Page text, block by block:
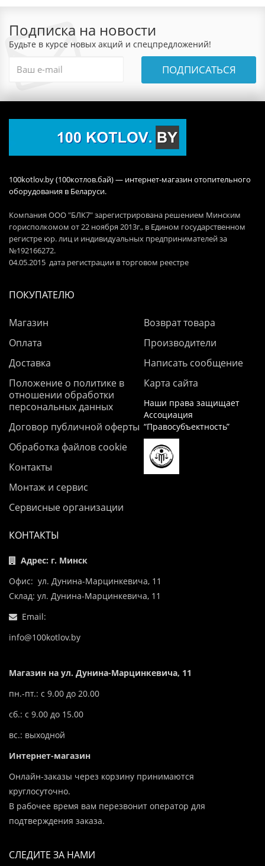
Подписка на новости
Будьте в курсе новых акций и спецпредложений!
ПОДПИСАТЬСЯ
100kotlov.by (100котлов.бай) — интернет-магазин отопительного
оборудования в Беларуси.
Компания ООО "БЛК7" зарегистрирована решением Минским
горисполкомом от 22 ноября 2013г., в Едином государственном
регистре юр. лиц и индивидуальных предпринимателей за
№192166272.
04.05.2015 дата регистрации в торговом реестре
ПОКУПАТЕЛЮ
Магазин
Оплата
Доставка
Положение о политике в
отношении обработки
персональных данных
Договор публичной оферты
Обработка файлов cookie
Контакты
Монтаж и сервис
Сервисные организации
Возврат товара
Производители
Написать сообщение
Карта сайта
Наши права защищает
Ассоциация
“Правосубъектность”
КОНТАКТЫ
Адрес: г. Минск
Офис: ул. Дунина-Марцинкевича, 11
Склад: ул. Дунина-Марцинкевича, 11
Email:
info@100kotlov.by
Магазин на ул. Дунина-Марцинкевича, 11
пн.-пт.: с 9.00 до 20.00
сб.: с 9.00 до 15.00
вс.: выходной
Интернет-магазин
Онлайн-заказы через корзину принимаются
круглосуточно.
В рабочее время вам перезвонит оператор для
подтверждения заказа.
СЛЕДИТЕ ЗА НАМИ